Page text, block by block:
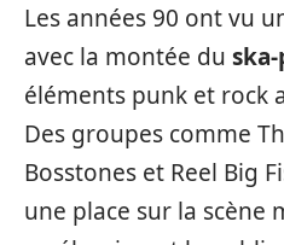
Les années 90 ont vu
avec la montée du
éléments punk et rock
Des groupes comme
Bosstones et Reel Big
une place sur la scène